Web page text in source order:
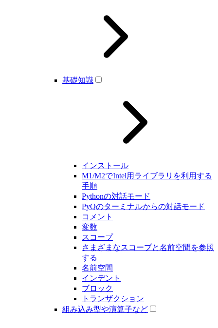
基礎知識
インストール
M1/M2でIntel用ライブラリを利用する
手順
Pythonの対話モード
PyQのターミナルからの対話モード
コメント
変数
スコープ
さまざまなスコープと名前空間を参照
する
名前空間
インデント
ブロック
トランザクション
組み込み型や演算子など